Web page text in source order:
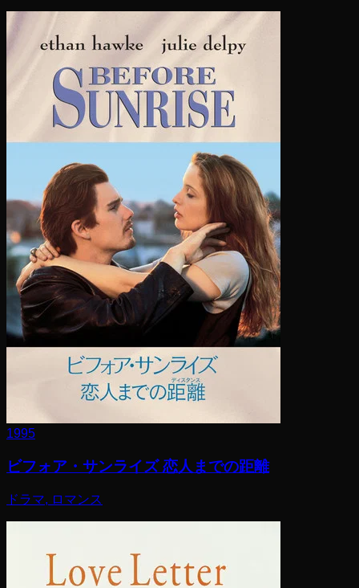
1995
ビフォア・サンライズ 恋人までの距離
ドラマ, ロマンス